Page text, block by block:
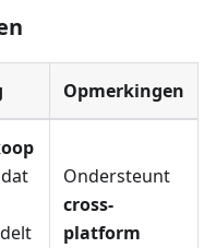
Opmerkingen
dat
Ondersteunt
cross-
platform